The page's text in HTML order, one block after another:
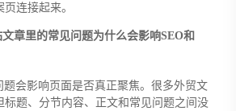
连接起来。
章里的常见问题为什么会影响SEO和
题会影响页面是否真正聚焦。很多外贸文
标题、分节内容、正文和常见问题之间没